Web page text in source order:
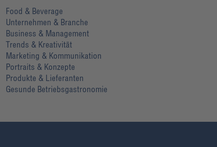
Food & Beverage
Unternehmen & Branche
Business & Management
Trends & Kreativität
Marketing & Kommunikation
Portraits & Konzepte
Produkte & Lieferanten
Gesunde Betriebsgastronomie